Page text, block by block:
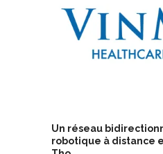
Un réseau
robotique à distance